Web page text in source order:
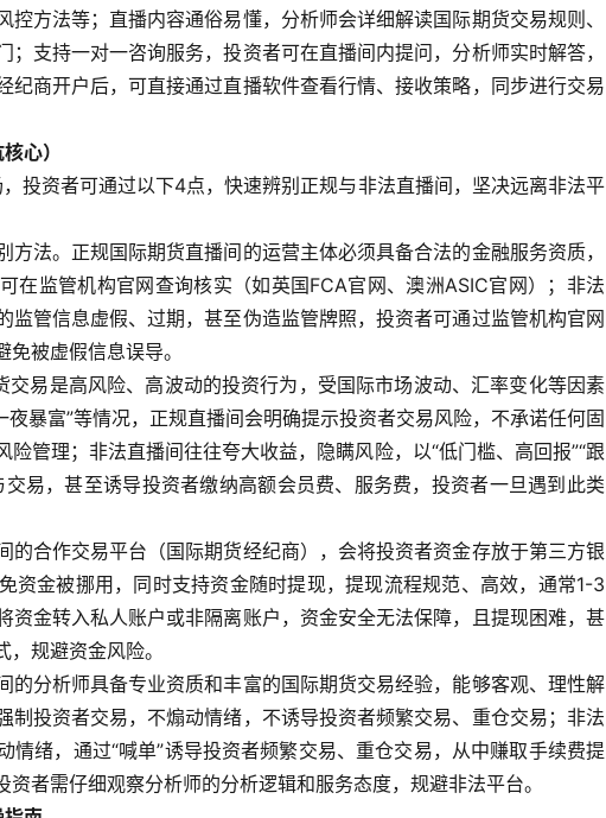
方法等；直播内容通俗易懂，分析师会详细解读国际期货交易规则、
支持一对一咨询服务，投资者可在直播间内提问，分析师实时解答，
纪商开户后，可直接通过直播软件查看行情、接收策略，同步进行交易
心）
投资者可通过以下4点，快速辨别正规与非法直播间，坚决远离非法平
法。正规国际期货直播间的运营主体必须具备合法的金融服务资质，
在监管机构官网查询核实（如英国FCA官网、澳洲ASIC官网）；非法
监管信息虚假、过期，甚至伪造监管牌照，投资者可通过监管机构官网
被虚假信息误导。
交易是高风险、高波动的投资行为，受国际市场波动、汇率变化等因素
夜暴富”等情况，正规直播间会明确提示投资者交易风险，不承诺任何固
管理；非法直播间往往夸大收益，隐瞒风险，以“低门槛、高回报”“跟
易，甚至诱导投资者缴纳高额会员费、服务费，投资者一旦遇到此类
的合作交易平台（国际期货经纪商），会将投资者资金存放于第三方银
资金被挪用，同时支持资金随时提现，提现流程规范、高效，通常1-3
资金转入私人账户或非隔离账户，资金安全无法保障，且提现困难，甚
规避资金风险。
的分析师具备专业资质和丰富的国际期货交易经验，能够客观、理性解
制投资者交易，不煽动情绪，不诱导投资者频繁交易、重仓交易；非法
情绪，通过“喊单”诱导投资者频繁交易、重仓交易，从中赚取手续费提
者需仔细观察分析师的分析逻辑和服务态度，规避非法平台。